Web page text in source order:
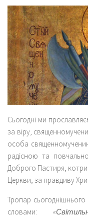
Cьогодні ми
за віру,
особа
радісною та
Доброго Пастиря,
Церкви, за правдиву
Тропар
словами: